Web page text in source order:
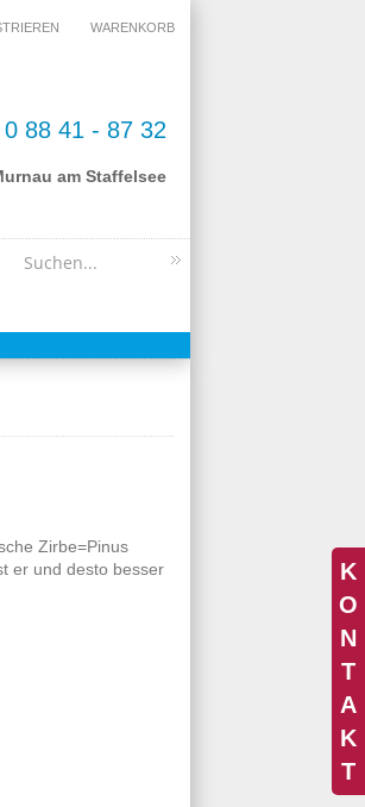
WARENKORB
88 41 - 87 32
am Staffelsee
Zirbe=Pinus
er und desto besser
K
O
N
T
A
K
T